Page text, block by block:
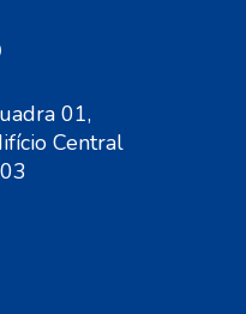
01,
Central